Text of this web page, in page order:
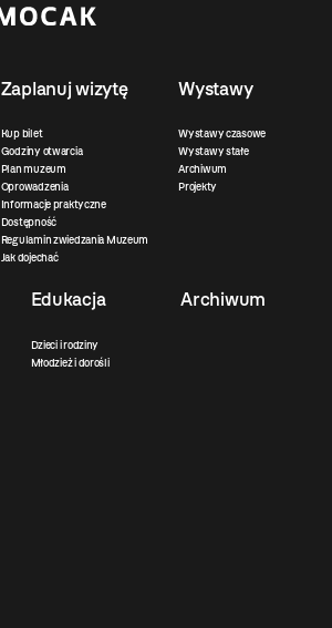
Zaplanuj wizytę
Kup bilet
Godziny otwarcia
Plan muzeum
Oprowadzenia
Informacje praktyczne
Dostępność
Regulamin zwiedzania Muzeum
Jak dojechać
Wystawy
Wystawy czasowe
Wystawy stałe
Archiwum
Projekty
Edukacja
Dzieci i rodziny
Młodzież i dorośli
Archiwum